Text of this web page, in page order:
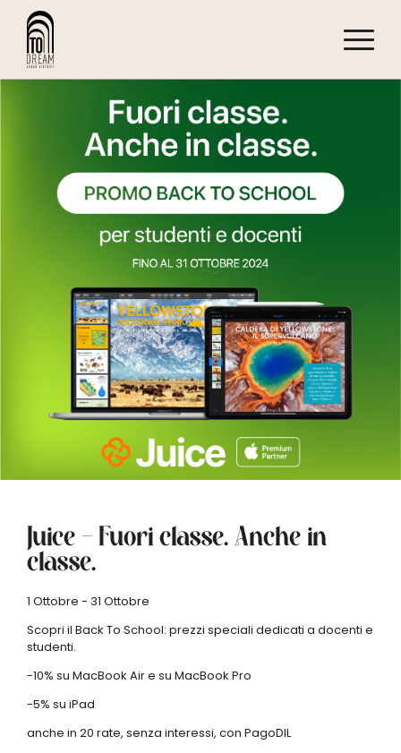
Juice – Fuori classe. Anche in
classe.
1 Ottobre - 31 Ottobre
Scopri il Back To School: prezzi speciali dedicati a docenti e
studenti.
-10% su MacBook Air e su MacBook Pro
-5% su iPad
anche in 20 rate, senza interessi, con PagoDIL